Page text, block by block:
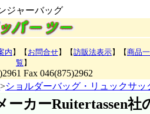
ジャーバッグ
内】【 お問合せ】【訪販法表示】 【商品一
覧 】
Fax 046(875)2962
>ショルダーバッグ・リュックサ
ーカーRuitertassen社